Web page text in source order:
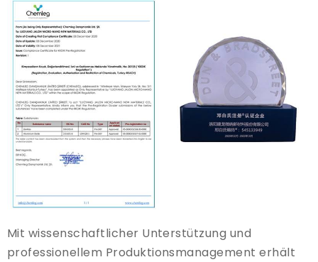
Mit wissenschaftlicher Unterstützung und
professionellem Produktionsmanagement erhält